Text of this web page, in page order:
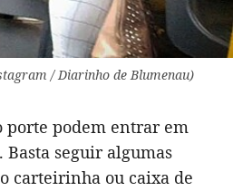
/ Diarinho de Blumenau)
porte podem entrar em
seguir algumas
carteirinha ou caixa de